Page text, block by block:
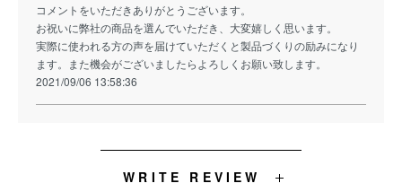
コメントをいただきありがとうございます。
お祝いに弊社の商品を選んでいただき、大変嬉しく思います。
実際に使われる方の声を届けていただくと製品づくりの励みになり
ます。また機会がございましたらよろしくお願い致します。
2021/09/06 13:58:36
WRITE REVIEW